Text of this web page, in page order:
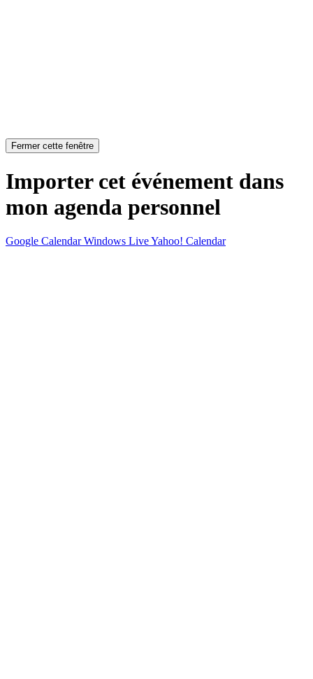
Fermer cette fenêtre
Importer cet événement dans
mon agenda personnel
Google Calendar Windows LiveYahoo! Calendar